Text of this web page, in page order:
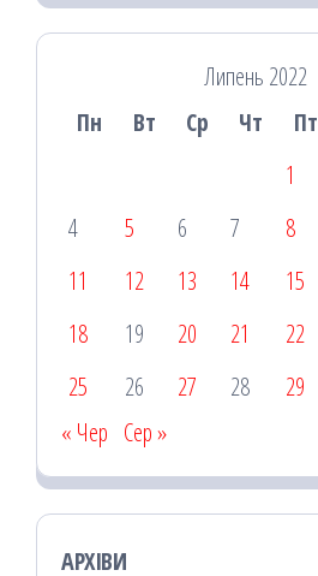
Липень 2022
Пн
Вт Ср Чт Пт
1
4
5 6 7 8
11
12 13 14 15
18
19 20 21 22
25
26 27 28 29
« Чер Сер »
АРХІВИ